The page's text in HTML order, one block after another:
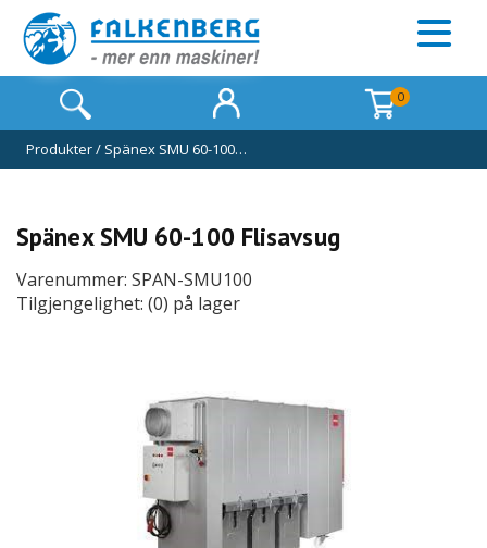
0
Produkter/ Spänex SMU 60-100…
Spänex SMU 60-100 Flisavsug
Varenummer: SPAN-SMU100
Tilgjengelighet: (0) på lager